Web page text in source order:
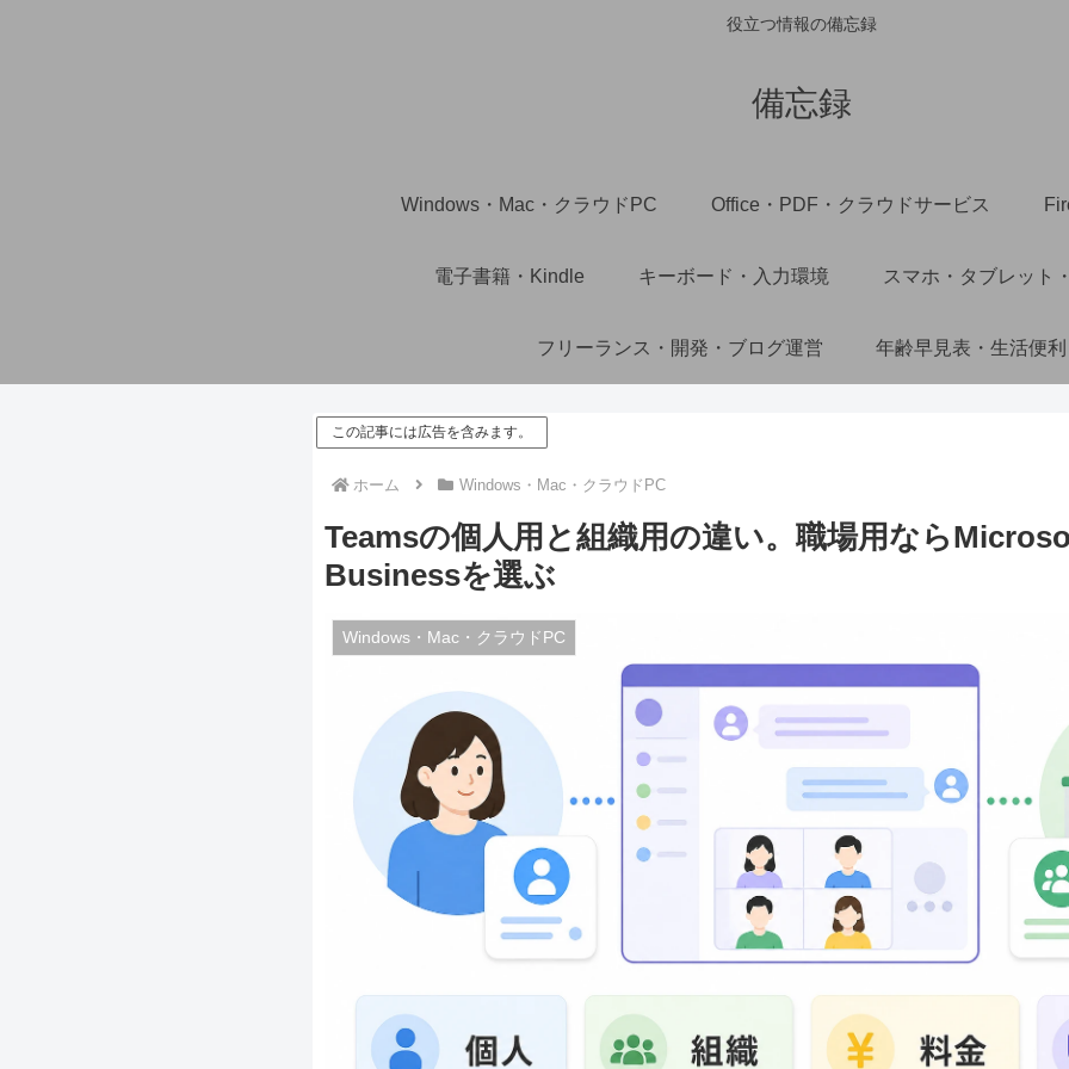
役立つ情報の備忘録
備忘録
Windows・Mac・クラウドPC Office・PDF・クラウドサービス
電子書籍・Kindle キーボード・入力環境 スマホ・タブレット
フリーランス・開発・ブログ運営 年齢早見表・生活便利
この記事には広告を含みます。
ホーム Windows・Mac・クラウドPC
Teamsの個人用と組織用の違い。職場用なら
Businessを選ぶ
Windows・Mac・クラウドPC